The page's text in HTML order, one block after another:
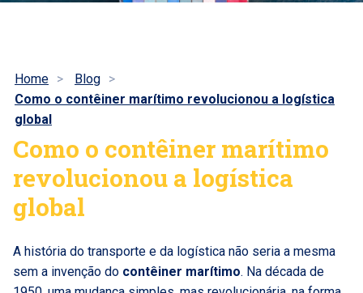
Home
Blog
Como o contêiner marítimo revolucionou a logística
global
Como o contêiner marítimo
revolucionou a logística
global
A história do transporte e da logística não seria a mesma
sem a invenção do contêiner marítimo. Na década de